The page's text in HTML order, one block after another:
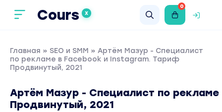
Cours X
0
Главная » SEO и SMM » Артём Мазур - Специалист
по рекламе в Facebook и Instagram. Тариф
Продвинутый, 2021
Артём Мазур - Специалист по
Продвинутый, 2021